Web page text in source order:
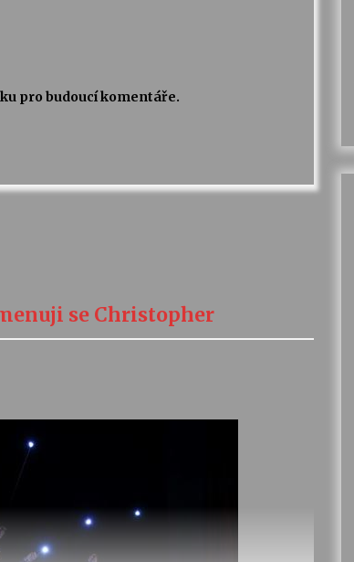
pro budoucí komentáře.
se Christopher